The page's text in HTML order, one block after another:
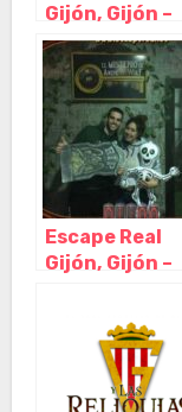
Gijón, Gijón –
Asturias
Escape Real
Gijón, Gijón –